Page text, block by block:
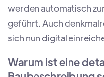
werden automatisch
geführt. Auch
sich nun digital
Warum ist eine